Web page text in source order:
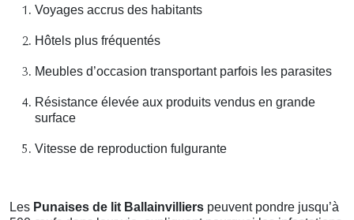
Voyages accrus des habitants
Hôtels plus fréquentés
Meubles d’occasion transportant parfois les parasites
Résistance élevée aux produits vendus en grande
surface
Vitesse de reproduction fulgurante
Les Punaises de lit Ballainvilliers peuvent pondre jusqu’à